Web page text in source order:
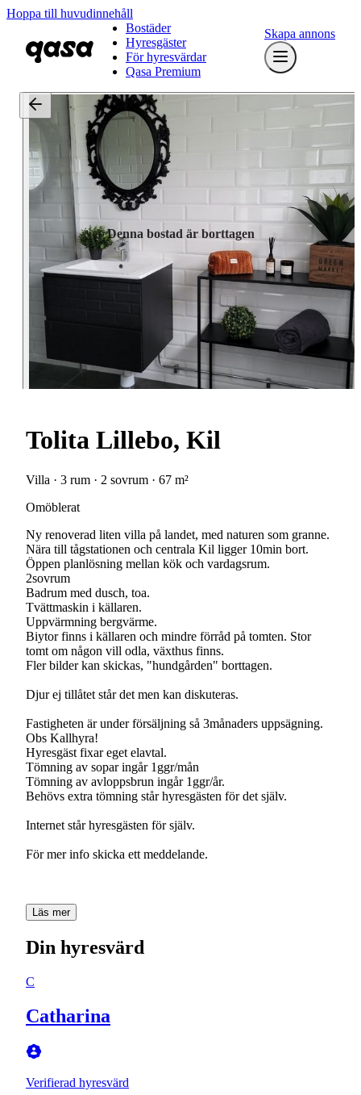
Hoppa till huvudinnehåll
Bostäder
Hyresgäster
För hyresvärdar
Qasa Premium
Skapa annons
Denna bostad är borttagen
Tolita Lillebo, Kil
Villa · 3 rum · 2 sovrum · 67 m²
Omöblerat
Ny renoverad liten villa på landet, med naturen som granne.
Nära till tågstationen och centrala Kil ligger 10min bort.
Öppen planlösning mellan kök och vardagsrum.
2sovrum
Badrum med dusch, toa.
Tvättmaskin i källaren.
Uppvärmning bergvärme.
Biytor finns i källaren och mindre förråd på tomten. Stor
tomt om någon vill odla, växthus finns.
Fler bilder kan skickas, "hundgården" borttagen.
Djur ej tillåtet står det men kan diskuteras.
Fastigheten är under försäljning så 3månaders uppsägning.
Obs Kallhyra!
Hyresgäst fixar eget elavtal.
Tömning av sopar ingår 1ggr/mån
Tömning av avloppsbrun ingår 1ggr/år.
Behövs extra tömning står hyresgästen för det själv.
Internet står hyresgästen för själv.
För mer info skicka ett meddelande.
Läs mer
Din hyresvärd
C
Catharina
Verifierad hyresvärd